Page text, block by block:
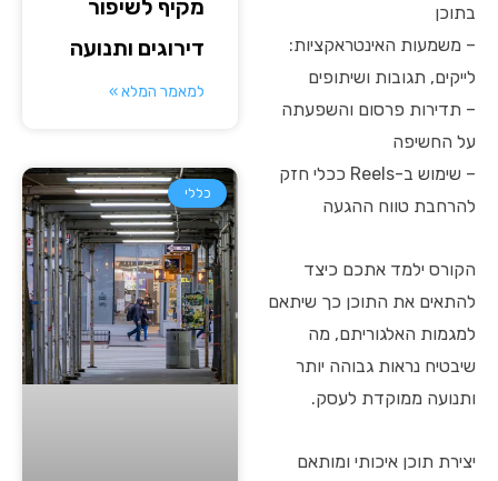
בתוכן
– משמעות האינטראקציות:
לייקים, תגובות ושיתופים
– תדירות פרסום והשפעתה
על החשיפה
– שימוש ב-Reels ככלי חזק
להרחבת טווח ההגעה
הקורס ילמד אתכם כיצד
להתאים את התוכן כך שיתאם
למגמות האלגוריתם, מה
שיבטיח נראות גבוהה יותר
ותנועה ממוקדת לעסק.
יצירת תוכן איכותי ומותאם
מקיף לשיפור
דירוגים ותנועה
למאמר המלא »
כללי